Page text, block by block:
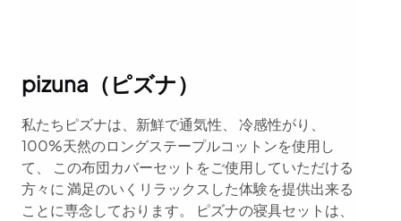
pizuna（ピズナ）
私たちピズナは、新鮮で通気性、 冷感性がり、
100%天然のロングステープルコットンを使用し
て、 この布団カバーセットをご使用していただける
方々に 満足のいくリラックスした体験を提供出来る
ことに専念しております。 ピズナの寝具セットは、